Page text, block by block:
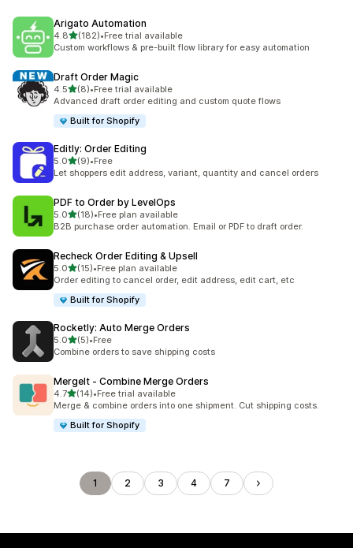
Arigato Automation
4.85つ星中
(182)
合計レビュー数：182件
•Free trial available
Custom workflows & pre-built flow library for easy automation
Draft Order Magic
4.55つ星中
(8)
合計レビュー数：8件
•Free trial available
Advanced draft order editing and custom quote flows
Built for Shopify
Editly: Order Editing
5.05つ星中
(9)
合計レビュー数：9件
•Free
Let shoppers edit address, variant, quantity and cancel orders
PDF to Order by LevelOps
5.05つ星中
(18)
合計レビュー数：18件
•Free plan available
B2B purchase order automation. Email or PDF to draft order.
Recheck Order Editing & Upsell
5.05つ星中
(15)
合計レビュー数：15件
•Free plan available
Order editing to cancel order, edit address, edit cart, etc
Built for Shopify
Rocketly: Auto Merge Orders
5.05つ星中
(5)
合計レビュー数：5件
•Free
Combine orders to save shipping costs
MergeIt ‑ Combine Merge Orders
4.75つ星中
(14)
合計レビュー数：14件
•Free trial available
Merge & combine orders into one shipment. Cut shipping costs.
Built for Shopify
1 2 3 4 7